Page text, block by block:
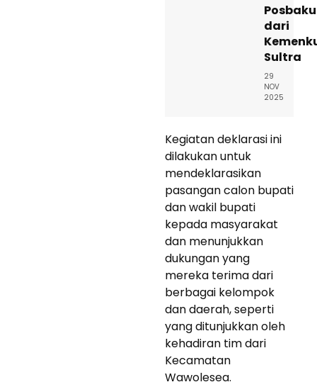
dari
Sultra
29
NOV
2025
Kegiatan deklarasi ini
dilakukan untuk
mendeklarasikan
pasangan calon bupati
dan wakil bupati
kepada masyarakat
dan menunjukkan
dukungan yang
mereka terima dari
berbagai kelompok
dan daerah, seperti
yang ditunjukkan oleh
kehadiran tim dari
Kecamatan
Wawolesea.